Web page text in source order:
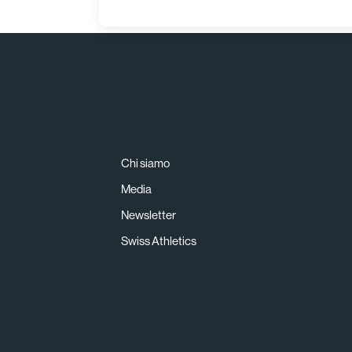
Chi siamo
Media
Newsletter
Swiss Athletics